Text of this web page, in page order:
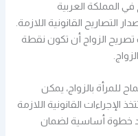
في المملكة العربية
التصاريح القانونية اللازمة.
تصريح الزواج أن تكون نقطة
للمرأة بالزواج، يمكن
الإجراءات القانونية اللازمة
خطوة أساسية لضمان